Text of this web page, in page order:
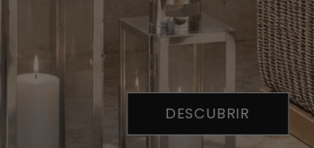
hasta -70%
DESCUBRIR
DESCUBRIR